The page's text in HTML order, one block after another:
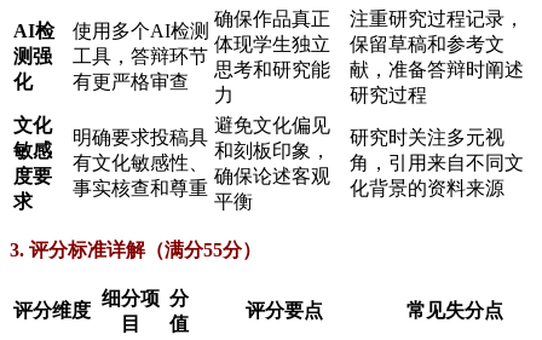
AI检
测强
化
使用多个AI检测
工具，答辩环节
有更严格审查
确保作品真正
体现学生独立
思考和研究能
力
注重研究过程记录，
保留草稿和参考文
献，准备答辩时阐述
研究过程
文化
敏感
度要
求
明确要求投稿具
有文化敏感性、
事实核查和尊重
避免文化偏见
和刻板印象，
确保论述客观
平衡
研究时关注多元视
角，引用来自不同文
化背景的资料来源
3. 评分标准详解（满分55分）
评分维度
细分项
目
分
值
评分要点 常见失分点